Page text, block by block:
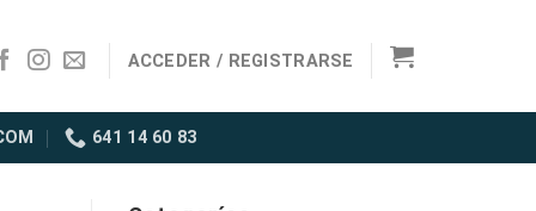
ACCEDER / REGISTRARSE
641 14 60 83